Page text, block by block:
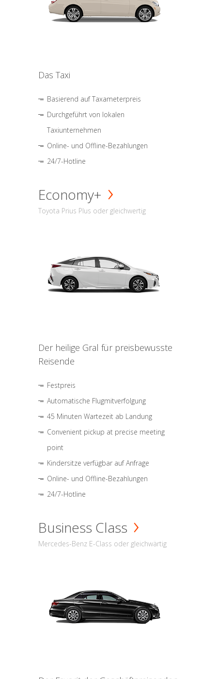
Das Taxi
Basierend auf Taxameterpreis
Durchgeführt von lokalen
Taxiunternehmen
Online- und Offline-Bezahlungen
24/7-Hotline
Economy+
Toyota Prius Plus oder gleichwertig
Der heilige Gral für preisbewusste
Reisende
Festpreis
Automatische Flugmitverfolgung
45 Minuten Wartezeit ab Landung
Convenient pickup at precise meeting
point
Kindersitze verfügbar auf Anfrage
Online- und Offline-Bezahlungen
24/7-Hotline
Business Class
Mercedes-Benz E-Class oder gleichwärtig